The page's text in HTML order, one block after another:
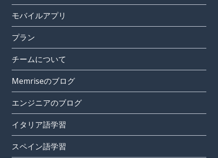
モバイルアプリ
プラン
チームについて
Memriseのブログ
エンジニアのブログ
イタリア語学習
スペイン語学習